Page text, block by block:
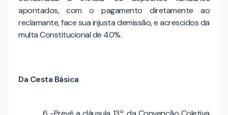
apontados, com o pagamento diretamente ao
reclamante, face sua injusta demissão, e acrescidos da
multa Constitucional de 40%.
Da Cesta Básica